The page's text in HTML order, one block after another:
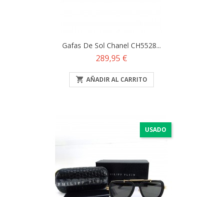
Gafas De Sol Chanel CH5528...
Precio
289,95 €
 AÑADIR AL CARRITO
USADO